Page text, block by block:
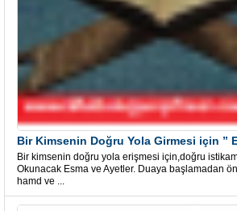
Bir Kimsenin Doğru Yola Girmesi için ”
Bir kimsenin doğru yola erişmesi için,doğru
Okunacak Esma ve Ayetler. Duaya başlamadan
hamd ve ...